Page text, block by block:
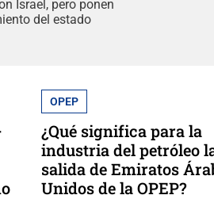
Israel, pero ponen
del estado
OPEP
¿Qué significa para la
industria del petróleo
salida de Emiratos
Unidos de la OPEP?